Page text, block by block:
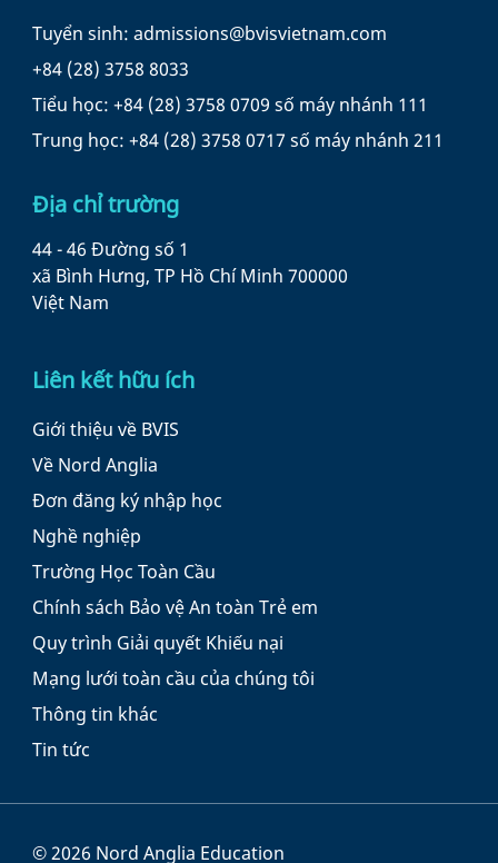
Tuyển sinh: admissions@bvisvietnam.com
+84 (28) 3758 8033
Tiểu học: +84 (28) 3758 0709 số máy nhánh 111
Trung học: +84 (28) 3758 0717 số máy nhánh 211
Địa chỉ trường
44 - 46 Đường số 1
xã Bình Hưng, TP Hồ Chí Minh 700000
Việt Nam
Liên kết hữu ích
Giới thiệu về BVIS
Về Nord Anglia
Đơn đăng ký nhập học
Nghề nghiệp
Trường Học Toàn Cầu
Chính sách Bảo vệ An toàn Trẻ em
Quy trình Giải quyết Khiếu nại
Mạng lưới toàn cầu của chúng tôi
Thông tin khác
Tin tức
© 2026 Nord Anglia Education